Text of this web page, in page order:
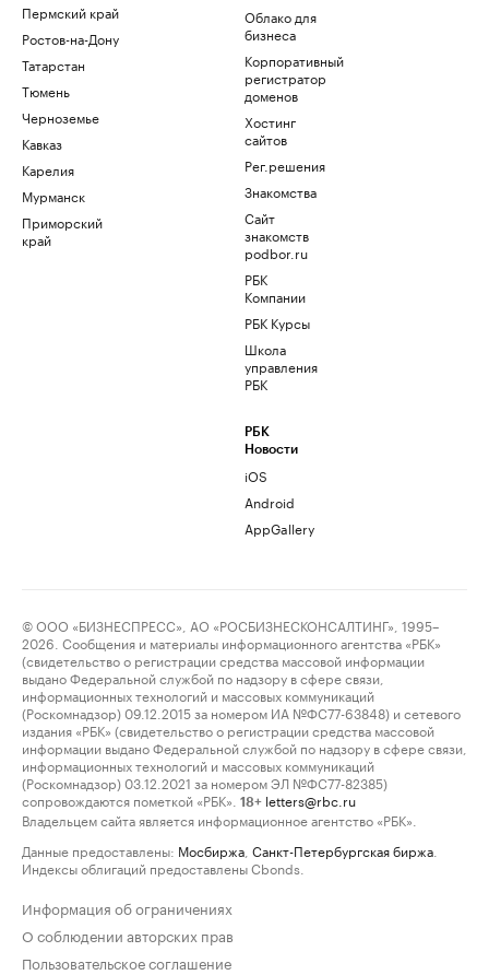
Пермский край
Ростов-на-Дону
Татарстан
Тюмень
Черноземье
Кавказ
Карелия
Мурманск
Приморский
край
Облако для
бизнеса
Корпоративный
регистратор
доменов
Хостинг
сайтов
Рег.решения
Знакомства
Сайт
знакомств
podbor.ru
РБК
Компании
РБК Курсы
Школа
управления
РБК
РБК
Новости
iOS
Android
AppGallery
© ООО «БИЗНЕСПРЕСС», АО «РОСБИЗНЕСКОНСАЛТИНГ», 1995–
2026. Сообщения и материалы информационного агентства «РБК»
(свидетельство о регистрации средства массовой информации
выдано Федеральной службой по надзору в сфере связи,
информационных технологий и массовых коммуникаций
(Роскомнадзор) 09.12.2015 за номером ИА №ФС77-63848) и сетевого
издания «РБК» (свидетельство о регистрации средства массовой
информации выдано Федеральной службой по надзору в сфере связи,
информационных технологий и массовых коммуникаций
(Роскомнадзор) 03.12.2021 за номером ЭЛ №ФС77-82385)
сопровождаются пометкой «РБК».
18+ letters@rbc.ru
Владельцем сайта является информационное агентство «РБК».
Данные предоставлены: Мосбиржа Санкт-Петербургская биржа
Индексы облигаций предоставлены Cbonds.
Информация об ограничениях
О соблюдении авторских прав
Пользовательское соглашение